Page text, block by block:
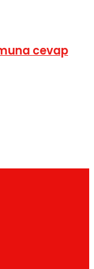
cevap